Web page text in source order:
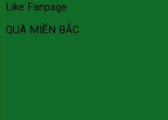
Like Fanpage
QUÀ MIỀN BẮC